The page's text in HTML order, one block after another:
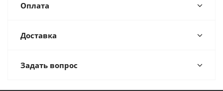
Оплата
Доставка
Задать вопрос